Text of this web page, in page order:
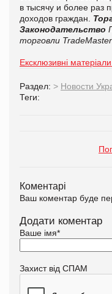
в тысячу и более раз
доходов граждан.
Законодательство
торговли TradeMaster
Ексклюзивні
Раздел: > Новости
Теги:
Коментарі
Ваш коментар буде
Додати коментар
Ваше імя*
Захист від СПАМ